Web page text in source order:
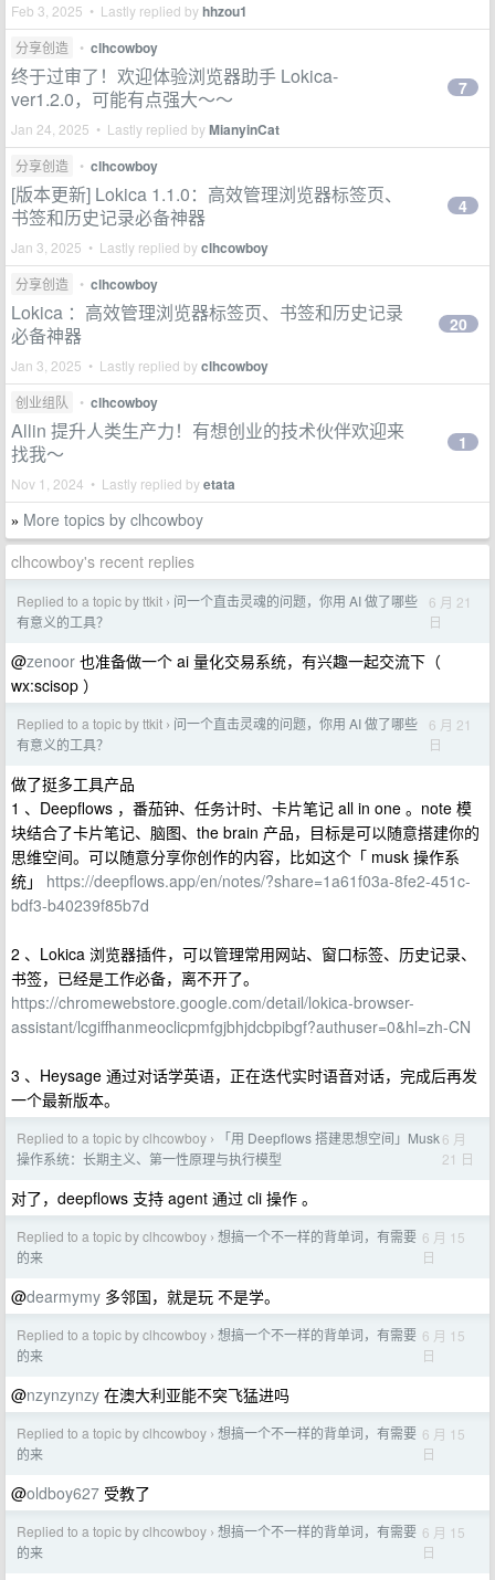
Feb 3, 2025 • Lastly replied byhhzou1
分享创造 • clhcowboy
终于过审了！欢迎体验浏览器助手 Lokica-
ver1.2.0，可能有点强大～～
Jan 24, 2025 • Lastly replied byMianyinCat
7
分享创造 • clhcowboy
[版本更新] Lokica 1.1.0：高效管理浏览器标签页、
书签和历史记录必备神器
Jan 3, 2025 • Lastly replied byclhcowboy
4
分享创造 • clhcowboy
Lokica ：高效管理浏览器标签页、书签和历史记录
必备神器
Jan 3, 2025 • Lastly replied byclhcowboy
20
创业组队 • clhcowboy
Allin 提升人类生产力！有想创业的技术伙伴欢迎来
找我～
Nov 1, 2024 • Lastly replied byetata
1
» More topics by clhcowboy
clhcowboy's recent replies
Replied to a topic by ttkit › 问一个直击灵魂的问题，你用 AI 做了哪些
有意义的工具？
6 月 21
日
@zenoor 也准备做一个 ai 量化交易系统，有兴趣一起交流下（
wx:scisop ）
Replied to a topic by ttkit › 问一个直击灵魂的问题，你用 AI 做了哪些
有意义的工具？
6 月 21
日
做了挺多工具产品
1 、Deepflows ，番茄钟、任务计时、卡片笔记 all in one 。note 模
块结合了卡片笔记、脑图、the brain 产品，目标是可以随意搭建你的
思维空间。可以随意分享你创作的内容，比如这个「 musk 操作系
统」 https://deepflows.app/en/notes/?share=1a61f03a-8fe2-451c-
bdf3-b40239f85b7d
2 、Lokica 浏览器插件，可以管理常用网站、窗口标签、历史记录、
书签，已经是工作必备，离不开了。
https://chromewebstore.google.com/detail/lokica-browser-
assistant/lcgiffhanmeoclicpmfgjbhjdcbpibgf?authuser=0&hl=zh-CN
3 、Heysage 通过对话学英语，正在迭代实时语音对话，完成后再发
一个最新版本。
Replied to a topic by clhcowboy ›
「用 Deepflows 搭建思想空间」Musk
操作系统：长期主义、第一性原理与执行模型
6 月
21 日
对了，deepflows 支持 agent 通过 cli 操作 。
Replied to a topic by clhcowboy › 想搞一个不一样的背单词，有需要
的来
6 月 15
日
@dearmymy 多邻国，就是玩 不是学。
Replied to a topic by clhcowboy › 想搞一个不一样的背单词，有需要
的来
6 月 15
日
@nzynzynzy 在澳大利亚能不突飞猛进吗
Replied to a topic by clhcowboy › 想搞一个不一样的背单词，有需要
的来
6 月 15
日
@oldboy627 受教了
Replied to a topic by clhcowboy › 想搞一个不一样的背单词，有需要
的来
6 月 15
日